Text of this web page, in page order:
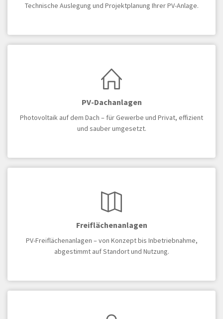
Technische Auslegung und Projektplanung Ihrer PV-Anlage.
PV-Dachanlagen
Photovoltaik auf dem Dach – für Gewerbe und Privat, effizient
und sauber umgesetzt.
Freiflächenanlagen
PV-Freiflächenanlagen – von Konzept bis Inbetriebnahme,
abgestimmt auf Standort und Nutzung.